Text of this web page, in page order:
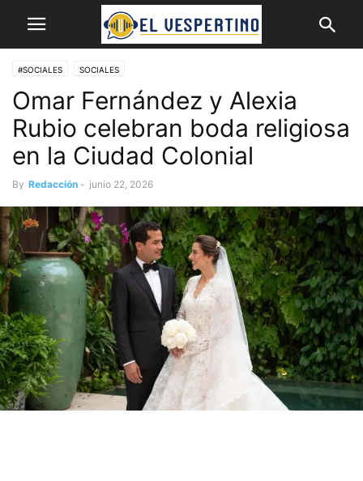
#SOCIALES SOCIALES
Omar Fernández y Alexia
Rubio celebran boda religiosa
en la Ciudad Colonial
By Redacción - junio 22, 2026